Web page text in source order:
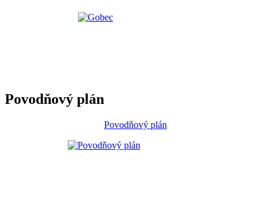
Povodňový plán
Povodňový plán